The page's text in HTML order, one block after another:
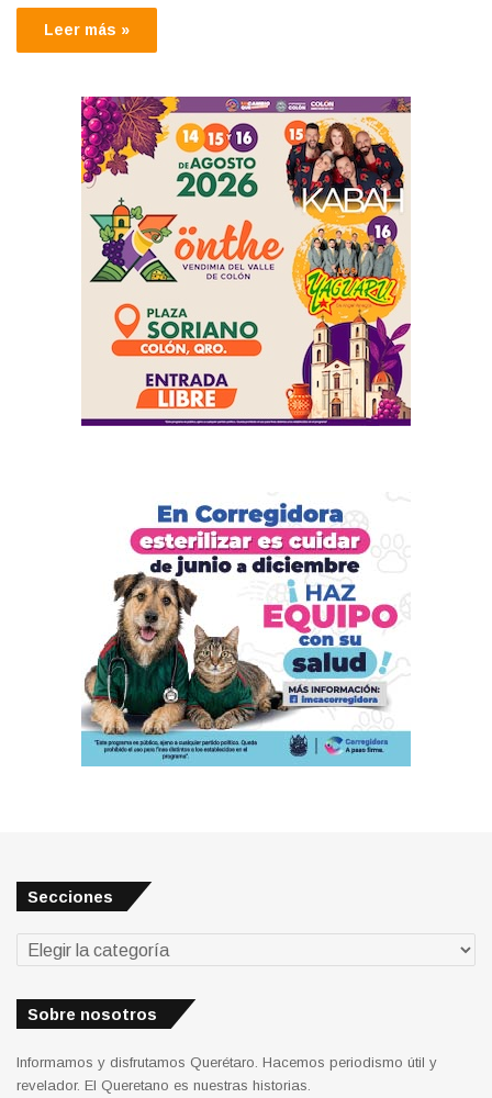
Leer más »
Secciones
Secciones
Sobre nosotros
Informamos y disfrutamos Querétaro. Hacemos periodismo útil y
revelador. El Queretano es nuestras historias.